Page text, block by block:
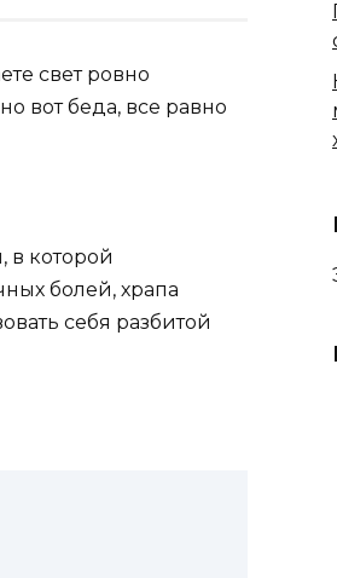
свет ровно
но вот беда, все равно
в которой
болей, храпа
себя разбитой